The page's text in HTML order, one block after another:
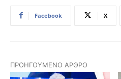
Facebook X
ΠΡΟΗΓΟΎΜΕΝΟ ΆΡΘΡΟ